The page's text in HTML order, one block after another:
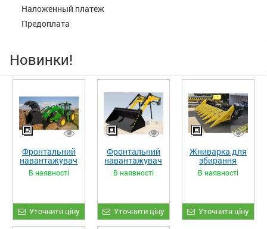
Наложенный платеж
Предоплата
Новинки!
Фронтальний
навантажувач
«STRONG XL»
В наявності
Уточнити ціну
Фронтальний
навантажувач
«STRONG»
В наявності
Уточнити ціну
Жниварка для
збирання
кукурудзи
ЖКИ-870
В наявності
Уточнити ціну